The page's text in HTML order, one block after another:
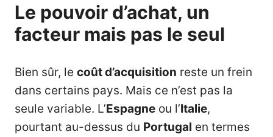
Le pouvoir d’achat, un
facteur mais pas le seul
Bien sûr, le coût d’acquisition reste un frein
dans certains pays. Mais ce n’est pas la
seule variable. L’Espagne ou l’Italie,
pourtant au-dessus du Portugal en termes